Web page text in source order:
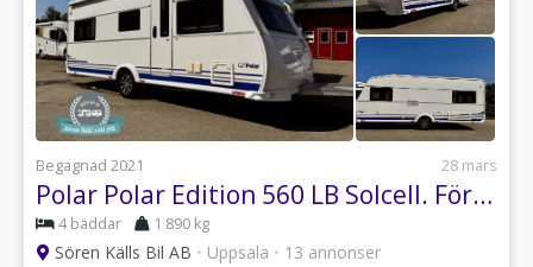
Begagnad 2021 28 mars
Polar Polar Edition 560 LB Solcell. Förtält. Markis.
4 bäddar 1 890 kg
Sören Källs Bil AB • Uppsala • 13 annonser